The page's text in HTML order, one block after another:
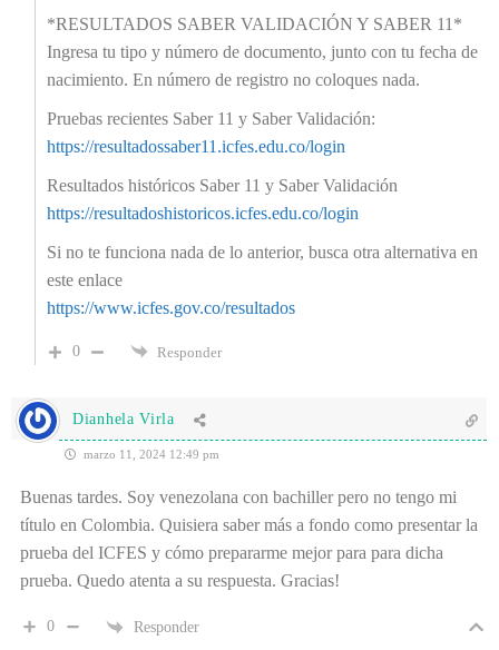
*RESULTADOS SABER VALIDACIÓN Y SABER 11*
Ingresa tu tipo y número de documento, junto con tu fecha de
nacimiento. En número de registro no coloques nada.
Pruebas recientes Saber 11 y Saber Validación:
https://resultadossaber11.icfes.edu.co/login
Resultados históricos Saber 11 y Saber Validación
https://resultadoshistoricos.icfes.edu.co/login
Si no te funciona nada de lo anterior, busca otra alternativa en
este enlace
https://www.icfes.gov.co/resultados
0 Responder
Dianhela Virla
marzo 11, 2024 12:49 pm
Buenas tardes. Soy venezolana con bachiller pero no tengo mi
título en Colombia. Quisiera saber más a fondo como presentar la
prueba del ICFES y cómo prepararme mejor para para dicha
prueba. Quedo atenta a su respuesta. Gracias!
0 Responder